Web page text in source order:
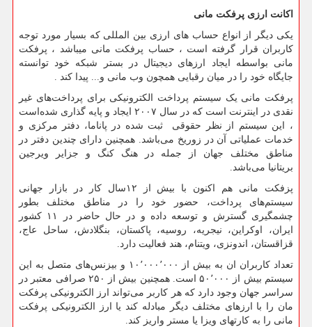
اکانت ارزی پرفکت مانی
یکی دیگر از انواع حساب های ارزی بین المللی که بسیار مورد توجه
کاربران قرار گرفته است ، حساب پرفکت مانی میباشد ، پرفکت
مانی بواسطه ایجاد ارزهای دیجیتال در بستر شبکه خود توانسته
جایگاه خود را در میان رقبایی همچون وب مانی و... پیدا کند .
پرفکت مانی یک سیستم پرداخت الکترونیکی برای پرداخت‌های غیر
نقدی در اینترنت است که در سال ۲۰۰۷ ایجاد و پایه گذاری شده‌است
، این سیستم از نظر حقوقی ثبت شده در پاناما، دفتر مرکزی و
خدمات عملیاتی آن در زوریخ می‌باشد. همچنین دارای چندین دفتر در
مناطق مختلف جهان از جمله در هنگ کنگ و جزایر ویرجین
بریتانیا می‌باشد.
پزفکت مانی هم اکنون با بیش از ۱۲سال کار در بازار جهانی
سیستم‌های پرداخت، حضور خود را در مناطق مختلف بطور
چشمگیری گسترش و توسعه داده و در حال حاضر در ۱۱ کشور
ایران، اوکراین، نیجریه، روسیه، پاکستان، بنگلادش، ساحل عاج،
قزاقستان، اندونزی، ویتنام، هند فعالیت دارد.
تعداد کاربران ان به بیش از ۱۰٬۰۰۰٬۰۰۰ و بیزنس‌های متصل به این
سیستم بیش از ۵۰٬۰۰۰ است. همچنین بیش از ۲۵۰ صرافی معتبر در
سراسر جهان وجود دارد که هر کاربر می‌تواند ارز الکترونیکی پرفکت
مان را با ارزهای مختلف دیگر مبادله کند یا ارز الکترونیکی پرفکت
مانی را به کارتهای ویزا یا مستر واریز کند.